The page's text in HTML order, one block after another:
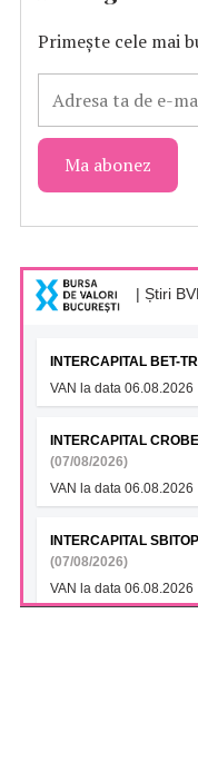
Primește cele mai
| Știri
INTERCAPITAL BET-
VAN la data 06.08.2026
INTERCAPITAL
(07/08/2026)
VAN la data 06.08.2026
INTERCAPITAL
(07/08/2026)
VAN la data 06.08.2026